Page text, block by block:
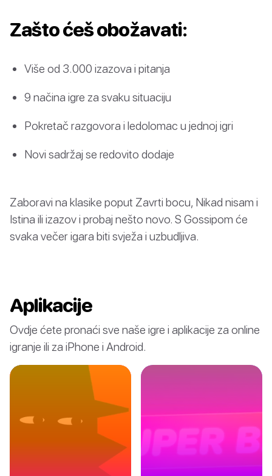
Zašto ćeš obožavati:
Više od 3.000 izazova i pitanja
9 načina igre za svaku situaciju
Pokretač razgovora i ledolomac u jednoj igri
Novi sadržaj se redovito dodaje
Zaboravi na klasike poput Zavrti bocu, Nikad nisam i
Istina ili izazov i probaj nešto novo. S Gossipom će
svaka večer igara biti svježa i uzbudljiva.
Aplikacije
Ovdje ćete pronaći sve naše igre i aplikacije za online
igranje ili za iPhone i Android.